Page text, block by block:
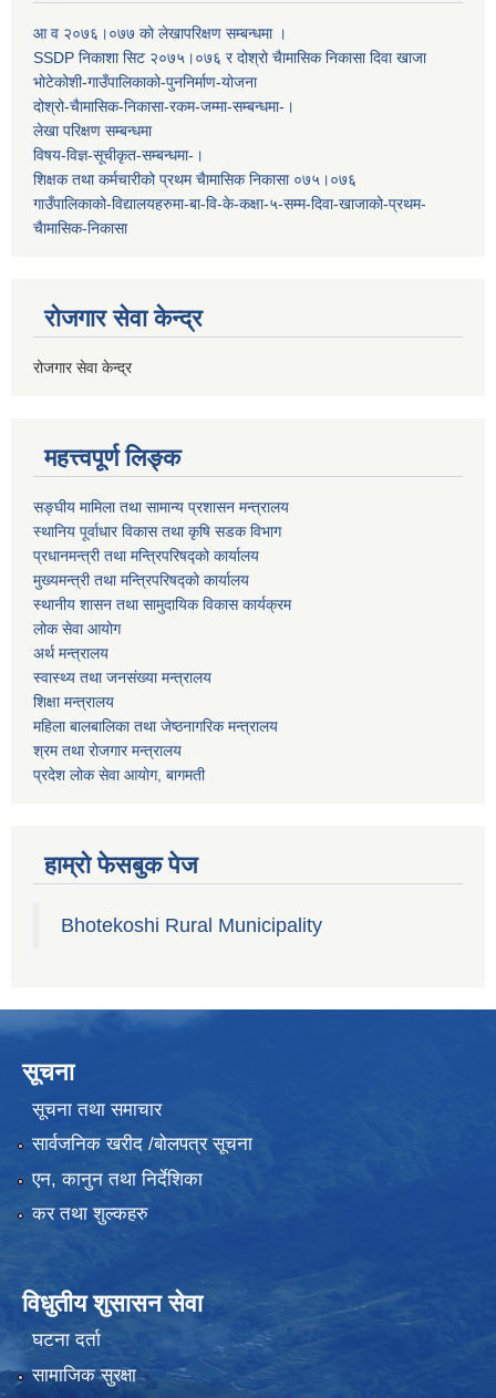
आ व २०७६।०७७ काे लेखापरिक्षण सम्बन्धमा ।
SSDP निकाशा सिट २०७५।०७६ र दोश्रो चैामासिक निकासा दिवा खाजा
भोटेकोशी-गाउँपालिकाको-पुननिर्माण-योजना
दोश्रो-चैामासिक-निकासा-रकम-जम्मा-सम्बन्धमा-।
लेखा परिक्षण सम्बन्धमा
विषय-विज्ञ-सूचीकृत-सम्बन्धमा-।
शिक्षक तथा कर्मचारीको प्रथम च‌ैामासिक निकासा ०७५।०७६
गाउँपालिकाको-विद्यालयहरुमा-बा-वि-के-कक्षा-५-सम्म-दिवा-खाजाको-प्रथम-
चैामासिक-निकासा
रोजगार सेवा केन्द्र
रोजगार सेवा केन्द्र
महत्त्वपूर्ण लिङ्क
सङ्घीय मामिला तथा सामान्य प्रशासन मन्त्रालय
स्थानिय पूर्वाधार विकास तथा कृषि सडक विभाग
प्रधानमन्त्री तथा मन्त्रिपरिषद्को कार्यालय
मुख्यमन्त्री तथा मन्त्रिपरिषद्को कार्यालय
स्थानीय शासन तथा सामुदायिक विकास कार्यक्रम
लोक सेवा आयोग
अर्थ मन्त्रालय
स्वास्थ्य तथा जनस‌ंख्या मन्त्रालय
शिक्षा मन्त्रालय
महिला बालबालिका तथा जेष्ठनागरिक मन्त्रालय
श्रम तथा राेजगार मन्त्रालय
प्रदेश लोक सेवा आयाेग, बागमती
हाम्रो फेसबुक पेज
Bhotekoshi Rural Municipality
सूचना
सूचना तथा समाचार
सार्वजनिक खरीद /बोलपत्र सूचना
एन, कानुन तथा निर्देशिका
कर तथा शुल्कहरु
विधुतीय शुसासन सेवा
घटना दर्ता
सामाजिक सुरक्षा